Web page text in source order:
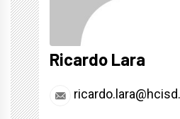
Ricardo Lara